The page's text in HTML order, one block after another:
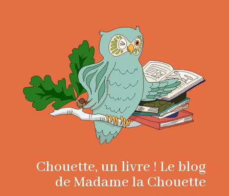
Chouette, un livre ! Le blog
de Madame la Chouette